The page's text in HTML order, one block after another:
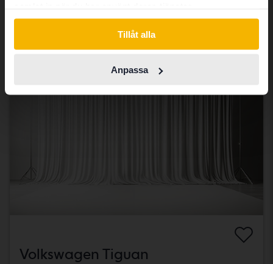
Tillåt alla
Anpassa
En värdering av fordonet är på gång
Kommer snart
Volkswagen Tiguan
Switch to...